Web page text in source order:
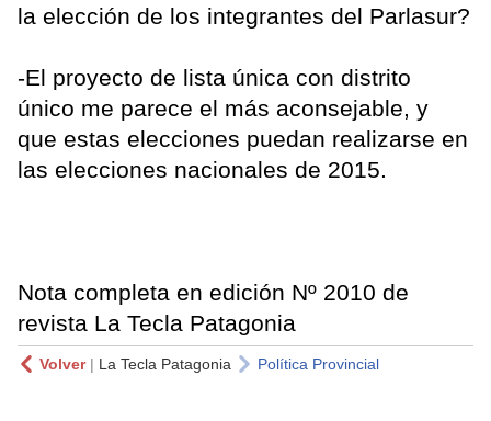
la elección de los integrantes del Parlasur?
-El proyecto de lista única con distrito
único me parece el más aconsejable, y
que estas elecciones puedan realizarse en
las elecciones nacionales de 2015.
Nota completa en edición Nº 2010 de
revista La Tecla Patagonia
Volver| La Tecla Patagonia Política Provincial